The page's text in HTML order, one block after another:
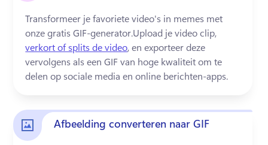
Transformeer je favoriete video's in memes met
onze gratis GIF-generator.Upload je video clip,
verkort of splits de video, en exporteer deze
vervolgens als een GIF van hoge kwaliteit om te
delen op sociale media en online berichten-apps.
Afbeelding converteren naar GIF